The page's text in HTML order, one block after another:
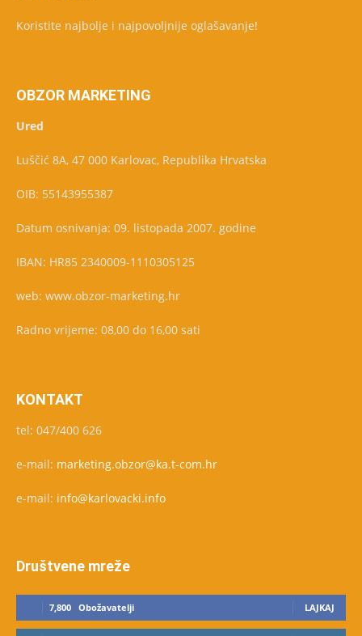
Koristite najbolje i najpovoljnije oglašavanje!
OBZOR MARKETING
Ured
Luščić 8A, 47 000 Karlovac, Republika Hrvatska
OIB: 55143955387
Datum osnivanja: 09. listopada 2007. godine
IBAN: HR85 2340009-1110305125
web: www.obzor-marketing.hr
Radno vrijeme: 08,00 do 16,00 sati
KONTAKT
tel: 047/400 626
e-mail: marketing.obzor@ka.t-com.hr
e-mail: info@karlovacki.info
Društvene mreže
7,800 Obožavatelji LAJKAJ